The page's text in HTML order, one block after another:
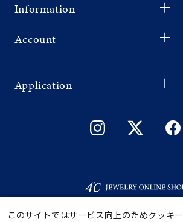
Information
Account
Application
このサイトではサービス向上のためクッキー